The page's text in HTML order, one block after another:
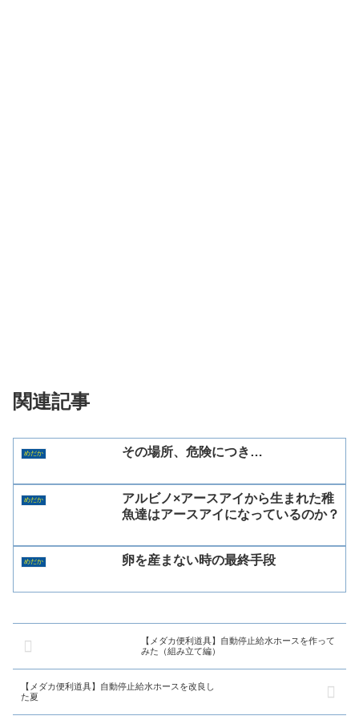
関連記事
めだか その場所、危険につき…
めだか
アルビノ×アースアイから生まれた稚
魚達はアースアイになっているのか？
めだか 卵を産まない時の最終手段
【メダカ便利道具】自動停止給水ホースを作って
みた（組み立て編）
【メダカ便利道具】自動停止給水ホースを改良し
た夏